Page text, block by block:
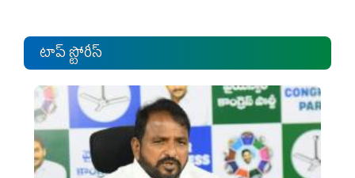
టాప్ స్టోరీస్